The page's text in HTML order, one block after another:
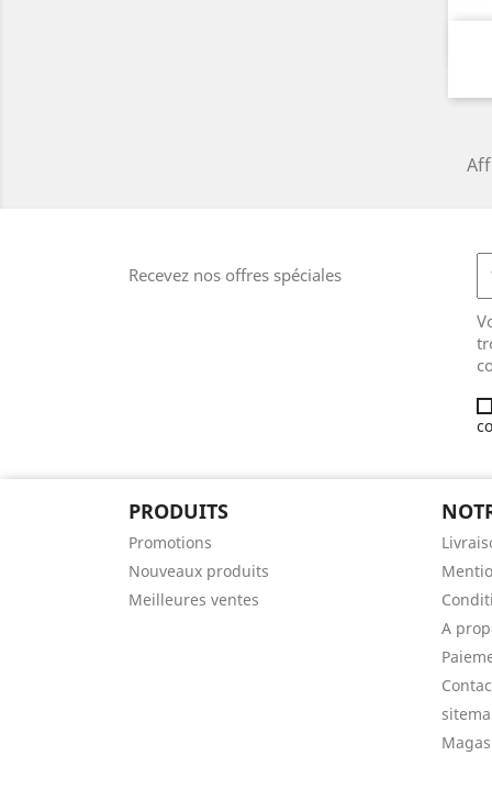
Recevez nos offres spéciales
PRODUITS
Promotions
Nouveaux produits
Meilleures ventes
A